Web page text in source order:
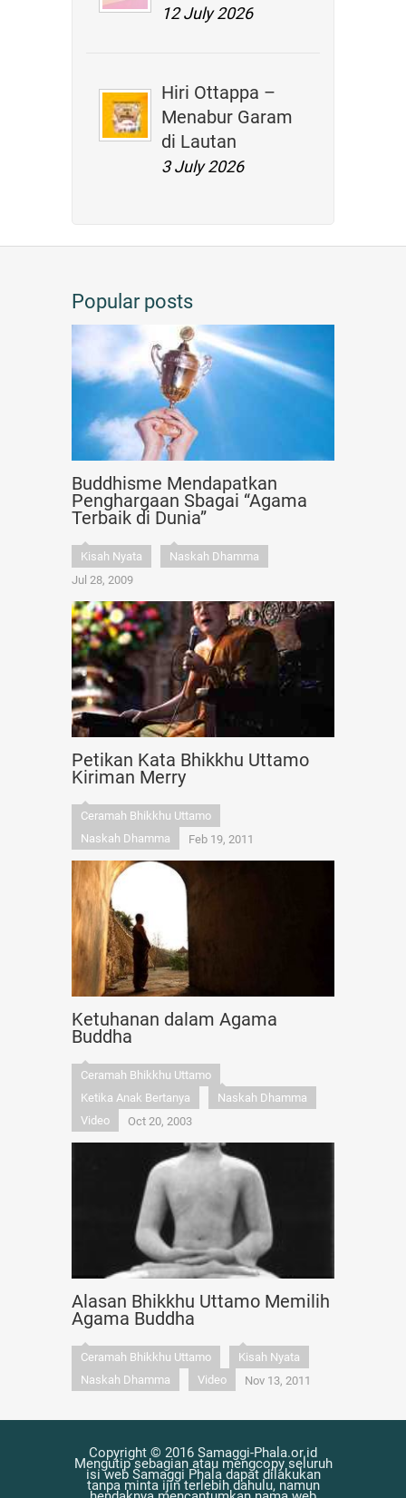
12 July 2026
Hiri Ottappa –
Menabur Garam
di Lautan
3 July 2026
Popular posts
Buddhisme Mendapatkan
Penghargaan Sbagai “Agama
Terbaik di Dunia”
Kisah Nyata
Naskah Dhamma
Jul 28, 2009
Petikan Kata Bhikkhu Uttamo
Kiriman Merry
Ceramah Bhikkhu Uttamo
Naskah Dhamma
Feb 19, 2011
Ketuhanan dalam Agama
Buddha
Ceramah Bhikkhu Uttamo
Ketika Anak Bertanya
Naskah Dhamma
Video
Oct 20, 2003
Alasan Bhikkhu Uttamo Memilih
Agama Buddha
Ceramah Bhikkhu Uttamo
Kisah Nyata
Naskah Dhamma
Video Nov 13, 2011
Copyright © 2016 Samaggi-Phala.or.id
Mengutip sebagian atau mengcopy seluruh
isi web Samaggi Phala dapat dilakukan
tanpa minta ijin terlebih dahulu, namun